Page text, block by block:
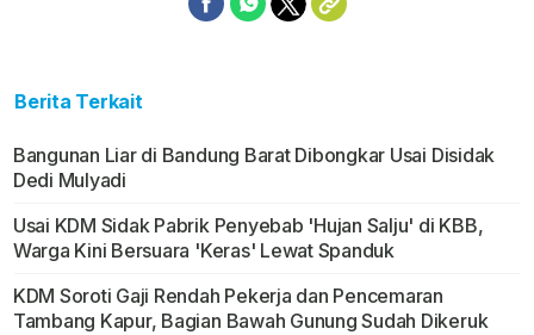
Berita Terkait
Bangunan Liar di Bandung Barat Dibongkar Usai Disidak
Dedi Mulyadi
Usai KDM Sidak Pabrik Penyebab 'Hujan Salju' di KBB,
Warga Kini Bersuara 'Keras' Lewat Spanduk
KDM Soroti Gaji Rendah Pekerja dan Pencemaran
Tambang Kapur, Bagian Bawah Gunung Sudah Dikeruk